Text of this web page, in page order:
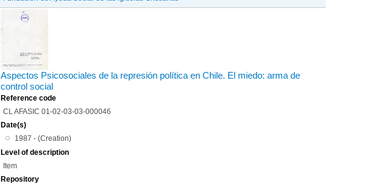
Aspectos Psicosociales de la represión política en Chile. El miedo: arma de
control social
Reference code
CL AFASIC 01-02-03-03-000046
Date(s)
1987 - (Creation)
Level of description
Item
Repository